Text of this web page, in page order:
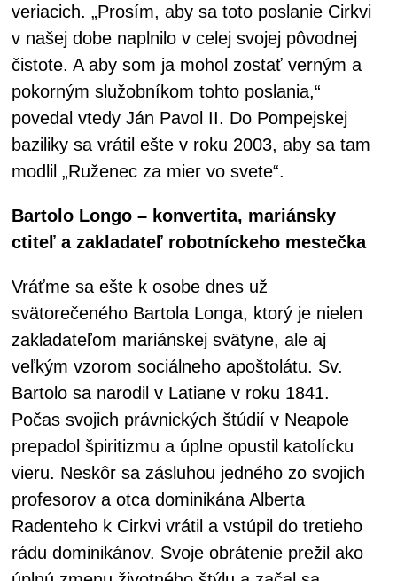
veriacich. „Prosím, aby sa toto poslanie Cirkvi
v našej dobe naplnilo v celej svojej pôvodnej
čistote. A aby som ja mohol zostať verným a
pokorným služobníkom tohto poslania,“
povedal vtedy Ján Pavol II. Do Pompejskej
baziliky sa vrátil ešte v roku 2003, aby sa tam
modlil „Ruženec za mier vo svete“.
Bartolo Longo – konvertita, mariánsky
ctiteľ a zakladateľ robotníckeho mestečka
Vráťme sa ešte k osobe dnes už
svätorečeného Bartola Longa, ktorý je nielen
zakladateľom mariánskej svätyne, ale aj
veľkým vzorom sociálneho apoštolátu. Sv.
Bartolo sa narodil v Latiane v roku 1841.
Počas svojich právnických štúdií v Neapole
prepadol špiritizmu a úplne opustil katolícku
vieru. Neskôr sa zásluhou jedného zo svojich
profesorov a otca dominikána Alberta
Radenteho k Cirkvi vrátil a vstúpil do tretieho
rádu dominikánov. Svoje obrátenie prežil ako